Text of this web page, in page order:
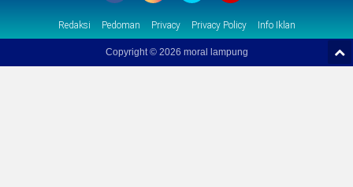
Redaksi Pedoman Privacy Privacy Policy Info Iklan
Copyright © 2026 moral lampung